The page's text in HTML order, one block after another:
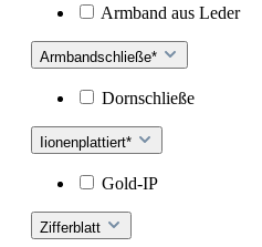
Armband aus Leder
Armbandschließe*
Dornschließe
Iionenplattiert*
Gold-IP
Zifferblatt